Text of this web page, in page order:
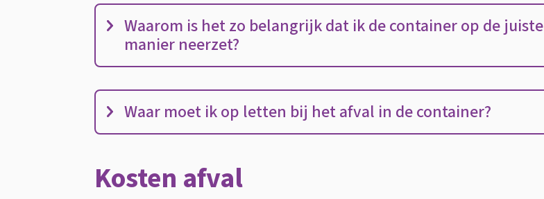
Waarom is het zo belangrijk dat ik de container op de juiste
manier neerzet?
Waar moet ik op letten bij het afval in de container?
Kosten afval